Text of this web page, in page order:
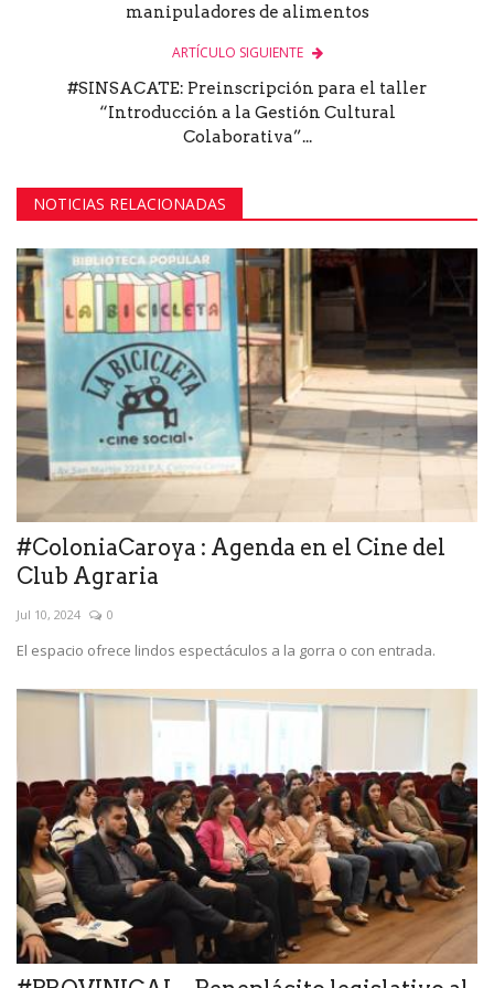
manipuladores de alimentos
ARTÍCULO SIGUIENTE
#SINSACATE: Preinscripción para el taller
“Introducción a la Gestión Cultural
Colaborativa”...
NOTICIAS RELACIONADAS
#ColoniaCaroya : Agenda en el Cine del
Club Agraria
Jul 10, 2024 0
El espacio ofrece lindos espectáculos a la gorra o con entrada.